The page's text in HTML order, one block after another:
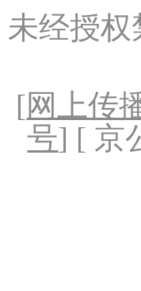
未经授
[网上传
号] [ 京